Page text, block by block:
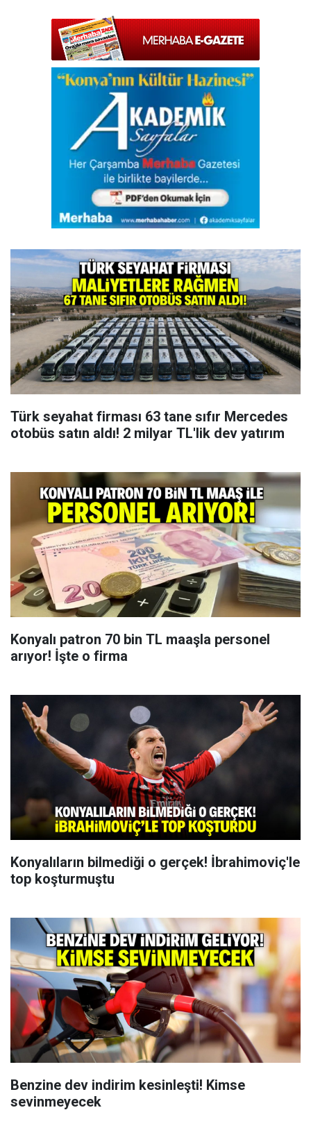
Türk seyahat firması 63 tane sıfır Mercedes
otobüs satın aldı! 2 milyar TL'lik dev yatırım
Konyalı patron 70 bin TL maaşla personel
arıyor! İşte o firma
Konyalıların bilmediği o gerçek! İbrahimoviç'le
top koşturmuştu
Benzine dev indirim kesinleşti! Kimse
sevinmeyecek